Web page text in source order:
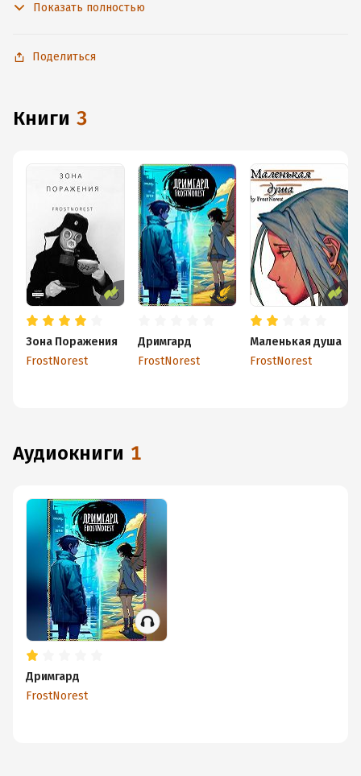
без подключения к интернету.
Показать полностью
Поделиться
книги 3
Зона Поражения
FrostNorest
Дримгард
FrostNorest
Маленькая душа
FrostNorest
аудиокниги 1
Дримгард
FrostNorest